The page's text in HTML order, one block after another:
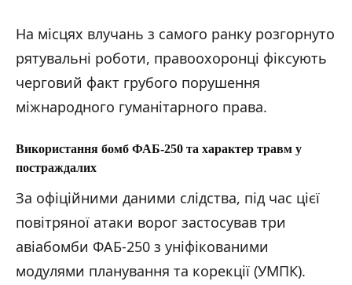
На місцях влучань з самого ранку розгорнуто
рятувальні роботи, правоохоронці фіксують
черговий факт грубого порушення
міжнародного гуманітарного права.
Використання бомб ФАБ-250 та характер травм у
постраждалих
За офіційними даними слідства, під час цієї
повітряної атаки ворог застосував три
авіабомби ФАБ-250 з уніфікованими
модулями планування та корекції (УМПК).